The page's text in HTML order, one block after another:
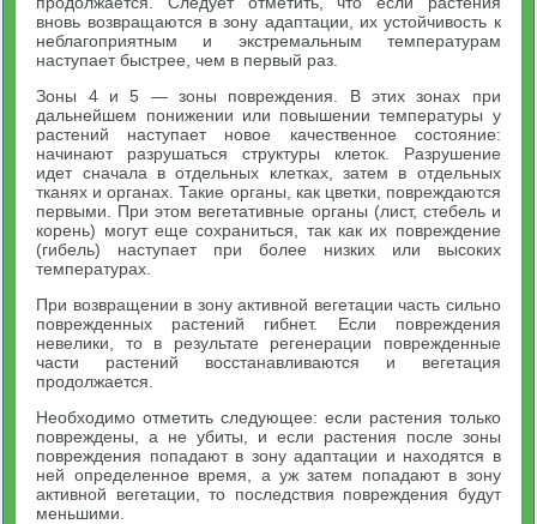
вновь возвращаются в зону адаптации, их устойчивость к
неблагоприятным и экстремальным температурам
наступает быстрее, чем в первый раз.
Зоны 4 и 5 — зоны повреждения. В этих зонах при
дальнейшем понижении или повышении температуры у
растений наступает новое качественное состояние:
начинают разрушаться структуры клеток. Разрушение
идет сначала в отдельных клетках, затем в отдельных
тканях и органах. Такие органы, как цветки, повреждаются
первыми. При этом вегетативные органы (лист, стебель и
корень) могут еще сохраниться, так как их повреждение
(гибель) наступает при более низких или высоких
температурах.
При возвращении в зону активной вегетации часть сильно
поврежденных растений гибнет. Если повреждения
невелики, то в результате регенерации поврежденные
части растений восстанавливаются и вегетация
продолжается.
Необходимо отметить следующее: если растения только
повреждены, а не убиты, и если растения после зоны
повреждения попадают в зону адаптации и находятся в
ней определенное время, а уж затем попадают в зону
активной вегетации, то последствия повреждения будут
меньшими.